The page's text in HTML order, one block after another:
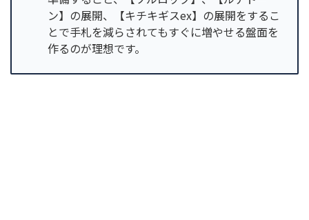
ン】の展開、【キチキギスex】の展開をするこ
とで手札を減らされてもすぐに増やせる盤面を
作るのが理想です。